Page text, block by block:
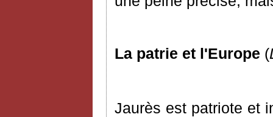
La patrie et l'Europe (
Jaurès est patriote et